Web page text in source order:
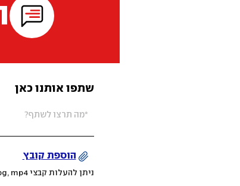
שתפו אותנו כאן
הוספת קובץ
ניתן להעלות קבצי mov, png, jpeg, jpg, mp4 עד 200MB